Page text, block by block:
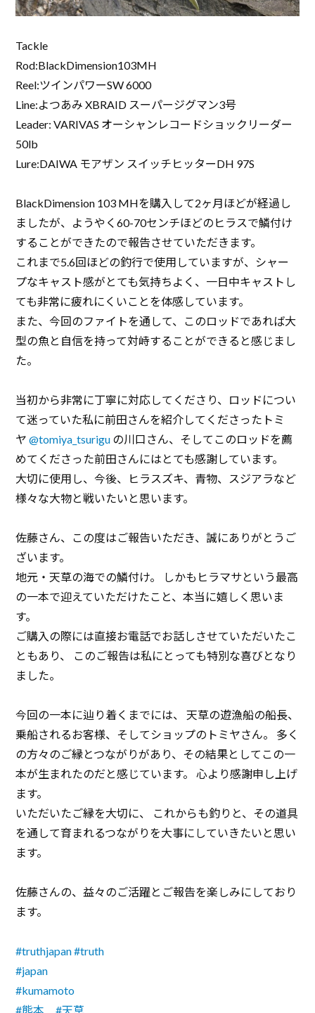
Tackle
Rod:BlackDimension103MH
Reel:ツインパワーSW 6000
Line:よつあみ XBRAID スーパージグマン3号
Leader: VARIVAS オーシャンレコードショックリーダー
50lb
Lure:DAIWA モアザン スイッチヒッターDH 97S
BlackDimension 103 MHを購入して2ヶ月ほどが経過し
ましたが、ようやく60-70センチほどのヒラスで鱗付け
することができたので報告させていただきます。
これまで5.6回ほどの釣行で使用していますが、シャー
プなキャスト感がとても気持ちよく、一日中キャストし
ても非常に疲れにくいことを体感しています。
また、今回のファイトを通して、このロッドであれば大
型の魚と自信を持って対峙することができると感じまし
た。
当初から非常に丁寧に対応してくださり、ロッドについ
て迷っていた私に前田さんを紹介してくださったトミ
ヤ@tomiya_tsurigu の川口さん、そしてこのロッドを薦
めてくださった前田さんにはとても感謝しています。
大切に使用し、今後、ヒラスズキ、青物、スジアラなど
様々な大物と戦いたいと思います。
佐藤さん、この度はご報告いただき、誠にありがとうご
ざいます。
地元・天草の海での鱗付け。 しかもヒラマサという最高
の一本で迎えていただけたこと、本当に嬉しく思いま
す。
ご購入の際には直接お電話でお話しさせていただいたこ
ともあり、 このご報告は私にとっても特別な喜びとなり
ました。
今回の一本に辿り着くまでには、 天草の遊漁船の船長、
乗船されるお客様、そしてショップのトミヤさん。 多く
の方々のご縁とつながりがあり、その結果としてこの一
本が生まれたのだと感じています。 心より感謝申し上げ
ます。
いただいたご縁を大切に、 これからも釣りと、その道具
を通して育まれるつながりを大事にしていきたいと思い
ます。
佐藤さんの、益々のご活躍とご報告を楽しみにしており
ます。
#truthjapan#truth
#japan
#kumamoto
#熊本
#天草